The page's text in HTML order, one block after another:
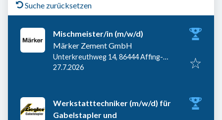
Suche zurücksetzen
Mischmeister/in (m/w/d)
Märker Zement GmbH
Unterkreuthweg 14, 86444 Affing-
Mühlhausen, Deutschland
Veröffentlicht
27.7.2026
Werkstatttechniker (m/w/d) für
Gabelstapler und